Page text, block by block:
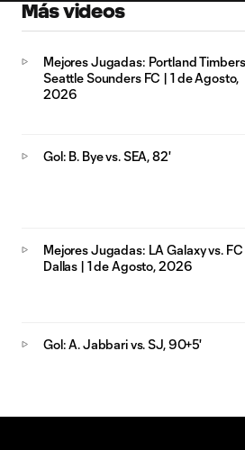
Más videos
Mejores Jugadas: Portland
Seattle Sounders FC | 1 de Agosto,
2026
Gol: B. Bye vs. SEA, 82'
Mejores Jugadas: LA Galaxy vs. FC
Dallas | 1 de Agosto, 2026
Gol: A. Jabbari vs. SJ, 90+5'